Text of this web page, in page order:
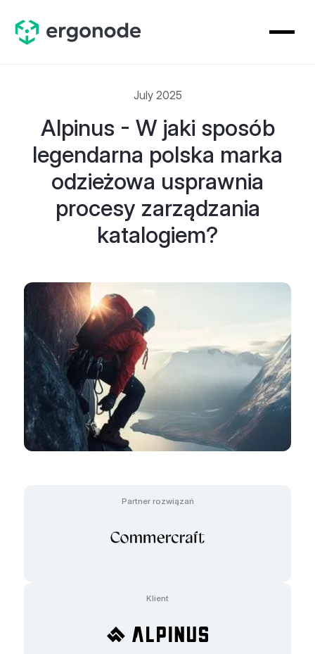
July 2025
Alpinus - W jaki sposób
legendarna polska marka
odzieżowa usprawnia
procesy zarządzania
katalogiem?
Partner rozwiązań
Klient